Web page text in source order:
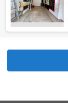
預設排序
價格從高到低